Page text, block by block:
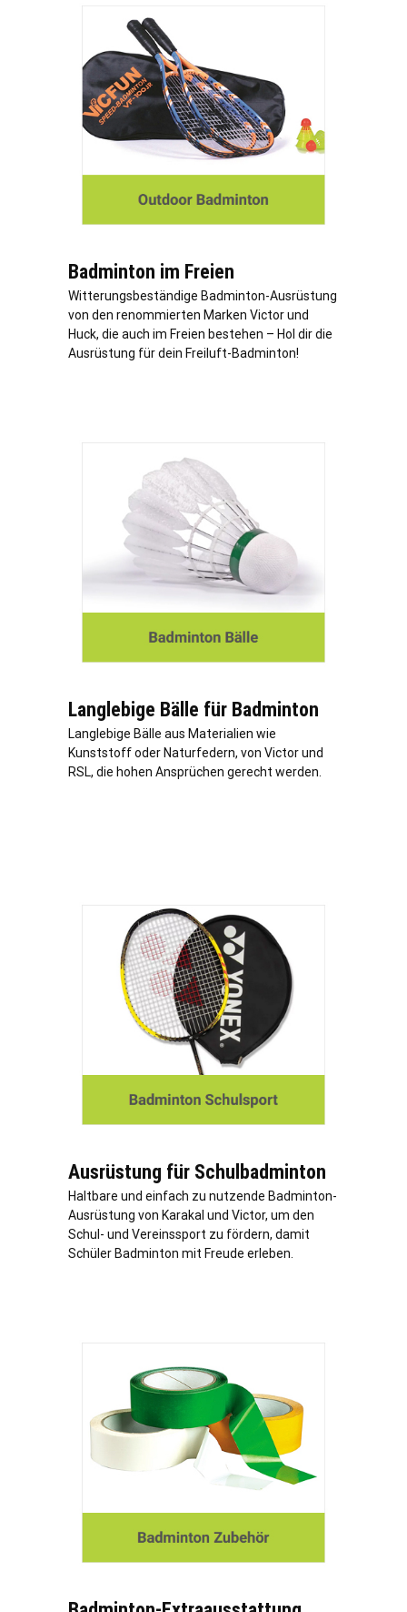
Badminton im Freien
Witterungsbeständige Badminton-Ausrüstung
von den renommierten Marken Victor und
Huck, die auch im Freien bestehen – Hol dir die
Ausrüstung für dein Freiluft-Badminton!
Langlebige Bälle für Badminton
Langlebige Bälle aus Materialien wie
Kunststoff oder Naturfedern, von Victor und
RSL, die hohen Ansprüchen gerecht werden.
Ausrüstung für Schulbadminton
Haltbare und einfach zu nutzende Badminton-
Ausrüstung von Karakal und Victor, um den
Schul- und Vereinssport zu fördern, damit
Schüler Badminton mit Freude erleben.